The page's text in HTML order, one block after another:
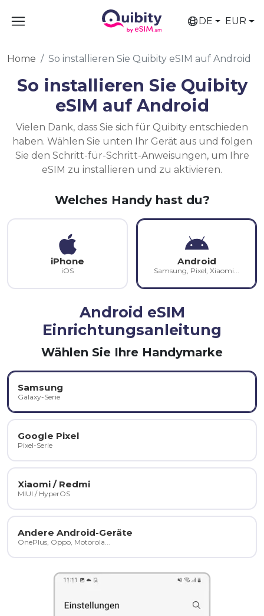
DE EUR
Home So installieren Sie Quibity eSIM auf Android
So installieren Sie Quibity
eSIM auf Android
Vielen Dank, dass Sie sich für Quibity entschieden
haben. Wählen Sie unten Ihr Gerät aus und folgen
Sie den Schritt-für-Schritt-Anweisungen, um Ihre
eSIM zu installieren und zu aktivieren.
Welches Handy hast du?
iPhone
iOS
Android
Samsung, Pixel, Xiaomi...
Android eSIM
Einrichtungsanleitung
Wählen Sie Ihre Handymarke
Samsung
Galaxy-Serie
Google Pixel
Pixel-Serie
Xiaomi / Redmi
MIUI / HyperOS
Andere Android-Geräte
OnePlus, Oppo, Motorola...